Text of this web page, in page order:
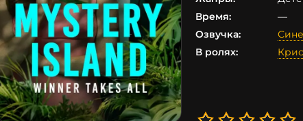
Время:
—
Озвучка:
В ролях: